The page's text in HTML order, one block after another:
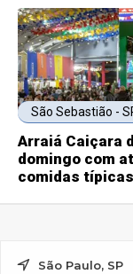
São Sebastião -
Arraiá Caiçara
domingo com
comidas típicas
São Paulo, SP